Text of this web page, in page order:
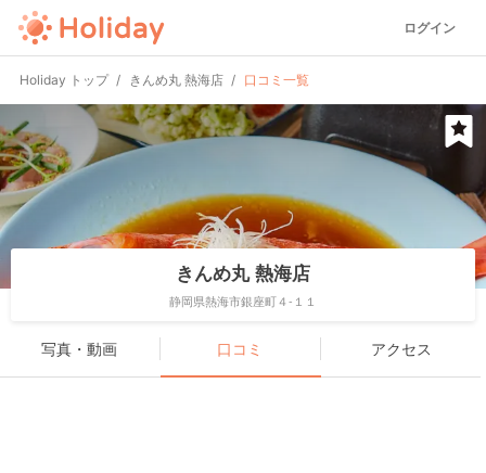
ログイン
Holiday トップ きんめ丸 熱海店 口コミ一覧
きんめ丸 熱海店
静岡県熱海市銀座町４-１１
写真・動画 口コミ アクセス